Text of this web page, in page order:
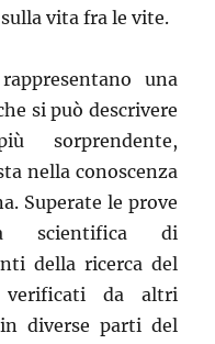
vita fra le vite.
una
si può descrivere
sorprendente,
nella conoscenza
Superate le prove
scientifica di
della ricerca del
da altri
diverse parti del